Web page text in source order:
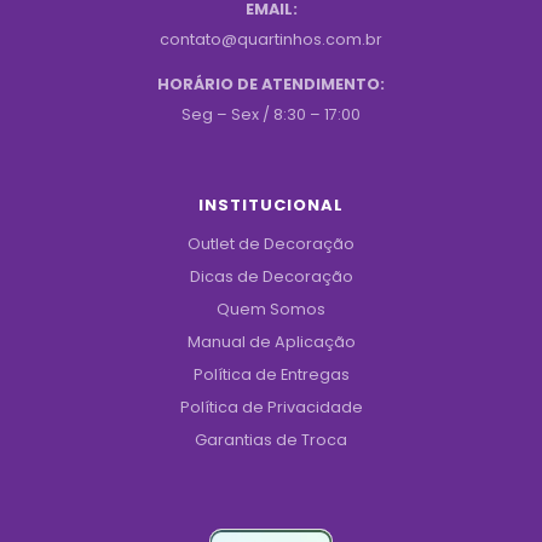
EMAIL:
contato@quartinhos.com.br
HORÁRIO DE ATENDIMENTO:
Seg – Sex / 8:30 – 17:00
INSTITUCIONAL
Outlet de Decoração
Dicas de Decoração
Quem Somos
Manual de Aplicação
Política de Entregas
Política de Privacidade
Garantias de Troca